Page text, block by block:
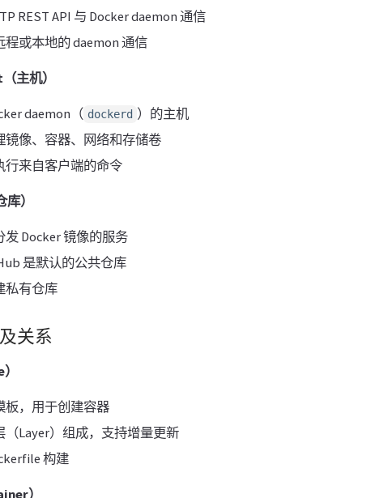
REST API 与 Docker daemon 通信
程或本地的 daemon 通信
主机）
daemon（ dockerd ）的主机
镜像、容器、网络和存储卷
行来自客户端的命令
）
发 Docker 镜像的服务
是默认的公共仓库
私有仓库
关系
板，用于创建容器
（Layer）组成，支持增量更新
构建
）